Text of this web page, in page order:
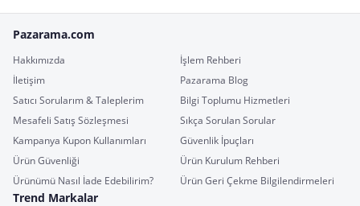
Pazarama.com
Hakkımızda
İşlem Rehberi
İletişim
Pazarama Blog
Satıcı Sorularım & Taleplerim
Bilgi Toplumu Hizmetleri
Mesafeli Satış Sözleşmesi
Sıkça Sorulan Sorular
Kampanya Kupon Kullanımları
Güvenlik İpuçları
Ürün Güvenliği
Ürün Kurulum Rehberi
Ürünümü Nasıl İade Edebilirim?
Ürün Geri Çekme Bilgilendirmeleri
Trend Markalar